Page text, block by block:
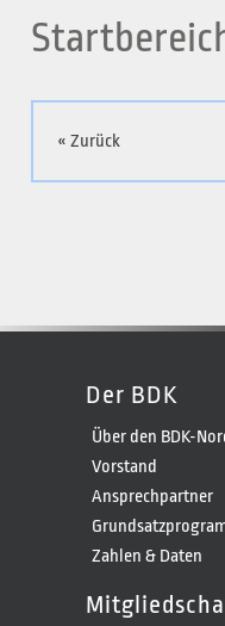
« Zurück
Der BDK
Über den BDK-
Vorstand
Ansprechpartner
Zahlen & Daten